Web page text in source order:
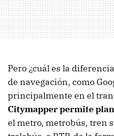
Pero ¿cuál es la
de navegación, como
principalmente en el
Citymapper permite
el metro, metrobús, tren